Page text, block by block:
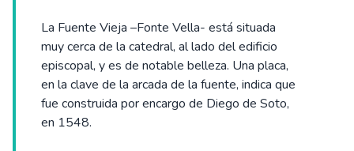
La Fuente Vieja –Fonte Vella- está situada
muy cerca de la catedral, al lado del edificio
episcopal, y es de notable belleza. Una placa,
en la clave de la arcada de la fuente, indica que
fue construida por encargo de Diego de Soto,
en 1548.